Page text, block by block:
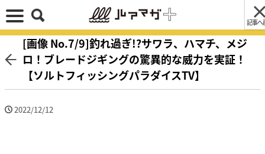
記事へ
[画像 No.7/9]釣れ過ぎ!?サワラ、ハマチ、メジ
ロ！ブレードジギングの驚異的な威力を実証！
【ソルトフィッシングパラダイスTV】
2022/12/12